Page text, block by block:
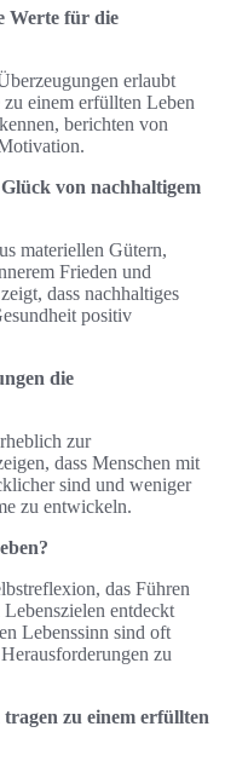
Werte für die
erlaubt
einem erfüllten Leben
berichten von
von nachhaltigem
materiellen Gütern,
Frieden und
dass nachhaltiges
positiv
die
zur
dass Menschen mit
sind und weniger
zu entwickeln.
das Führen
entdeckt
Lebenssinn sind oft
zu
zu einem erfüllten